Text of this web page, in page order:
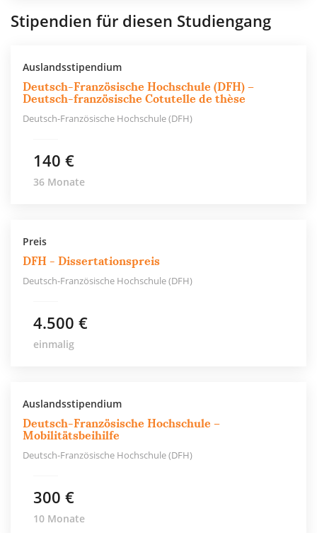
Stipendien für diesen Studiengang
Auslandsstipendium
Deutsch-Französische Hochschule (DFH) –
Deutsch-französische Cotutelle de thèse
Deutsch-Französische Hochschule (DFH)
140 €
36 Monate
Preis
DFH - Dissertationspreis
Deutsch-Französische Hochschule (DFH)
4.500 €
einmalig
Auslandsstipendium
Deutsch-Französische Hochschule –
Mobilitätsbeihilfe
Deutsch-Französische Hochschule (DFH)
300 €
10 Monate